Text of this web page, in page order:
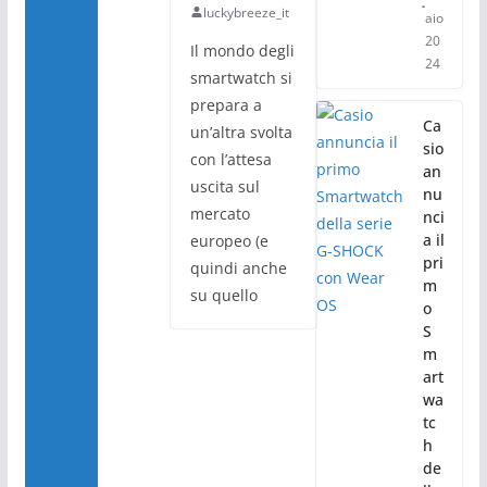
luckybreeze_it
Il mondo degli
smartwatch si
prepara a
un’altra svolta
con l’attesa
uscita sul
mercato
europeo (e
quindi anche
su quello
aio
20
24
Ca
sio
an
nu
nci
a il
pri
m
o
S
m
art
wa
tc
h
de